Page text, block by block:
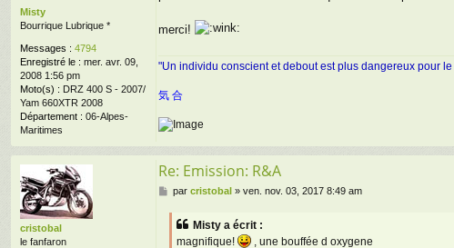
Misty
Bourrique Lubrique *
Messages : 4794
Enregistré le : mer. avr. 09,
2008 1:56 pm
Moto(s) : DRZ 400 S - 2007/
Yam 660XTR 2008
Département : 06-Alpes-
Maritimes
merci!
"Un individu conscient et debout est plus dangereux pour
気 合
cristobal
le fanfaron
Re: Emission: R&A
M
par cristobal» ven. nov. 03, 2017 8:49 am
Misty a écrit :
magnifique!
, une bouffée d oxygene